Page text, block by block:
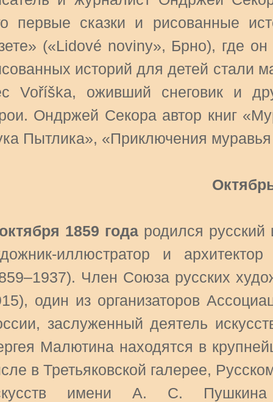
первые сказки и рисованные
(«Lidové noviny», Брно), где
историй для детей стали
Voříška, оживший снеговик и
Ондржей Секора автор книг
Пытлика», «Приключения
1859 года родился русский
иллюстратор и
Член Союза русских
один из организаторов
заслуженный деятель
Малютина находятся в
в Третьяковской галерее,
имени А. С.